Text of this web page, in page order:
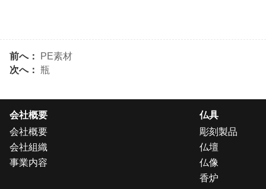
前へ：
PE素材
次へ： 瓶
会社概要
会社概要
会社組織
事業内容
仏具
彫刻製品
仏壇
仏像
香炉